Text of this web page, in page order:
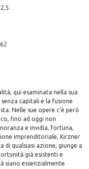
qui esaminata nella sua
capitali e la fusione
Nelle sue opere c'è però
fino ad oggi non
e invidia, fortuna,
imprenditoriale, Kirzner
qualsiasi azione, giunge a
già esistenti e
siano essenzialmente